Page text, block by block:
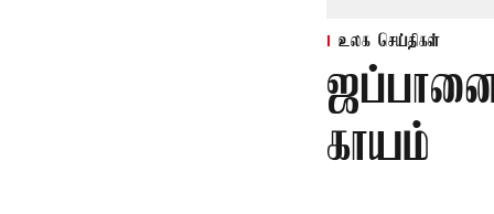
உலக செய்திகள்
காயம்